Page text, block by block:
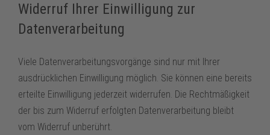
Widerruf Ihrer Einwilligung zur
Datenverarbeitung
Viele Datenverarbeitungsvorgänge sind nur mit Ihrer
ausdrücklichen Einwilligung möglich. Sie können eine bereits
erteilte Einwilligung jederzeit widerrufen. Die Rechtmäßigkeit
der bis zum Widerruf erfolgten Datenverarbeitung bleibt
vom Widerruf unberührt.